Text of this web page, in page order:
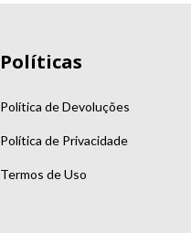
Políticas
Política de Devoluções
Política de Privacidade
Termos de Uso